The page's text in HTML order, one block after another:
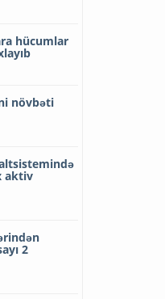
hücumlar
növbəti
aktiv
2